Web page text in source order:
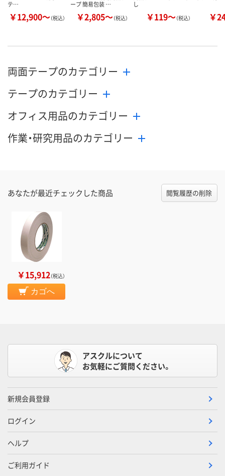
テ…
￥12,900～（税込）
ープ 簡易包装 …
￥2,805～（税込）
し
￥119～（税込） ￥
両面テープのカテゴリー
テープのカテゴリー
オフィス用品のカテゴリー
作業・研究用品のカテゴリー
あなたが最近チェックした商品 閲覧履歴の削除
￥15,912（税込）
カゴへ
アスクルについて
お気軽にご質問ください。
新規会員登録
ログイン
ヘルプ
ご利用ガイド